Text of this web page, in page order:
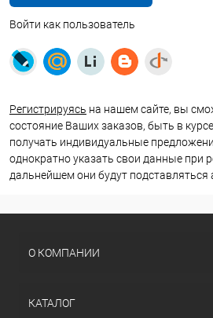
Войти как пользователь
Регистрируясь на нашем сайте, вы
состояние Ваших заказов, быть в
получать индивидуальные
однократно указать свои данные при
дальнейшем они будут подставляться
О КОМПАНИИ
КАТАЛОГ